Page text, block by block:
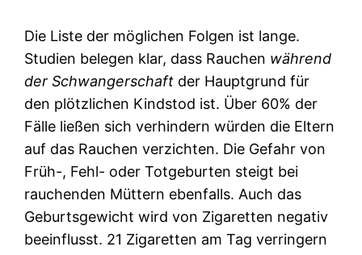
Die Liste der möglichen Folgen ist lange.
Studien belegen klar, dass Rauchen während
der Schwangerschaft der Hauptgrund für
den plötzlichen Kindstod ist. Über 60% der
Fälle ließen sich verhindern würden die Eltern
auf das Rauchen verzichten. Die Gefahr von
Früh-, Fehl- oder Totgeburten steigt bei
rauchenden Müttern ebenfalls. Auch das
Geburtsgewicht wird von Zigaretten negativ
beeinflusst. 21 Zigaretten am Tag verringern